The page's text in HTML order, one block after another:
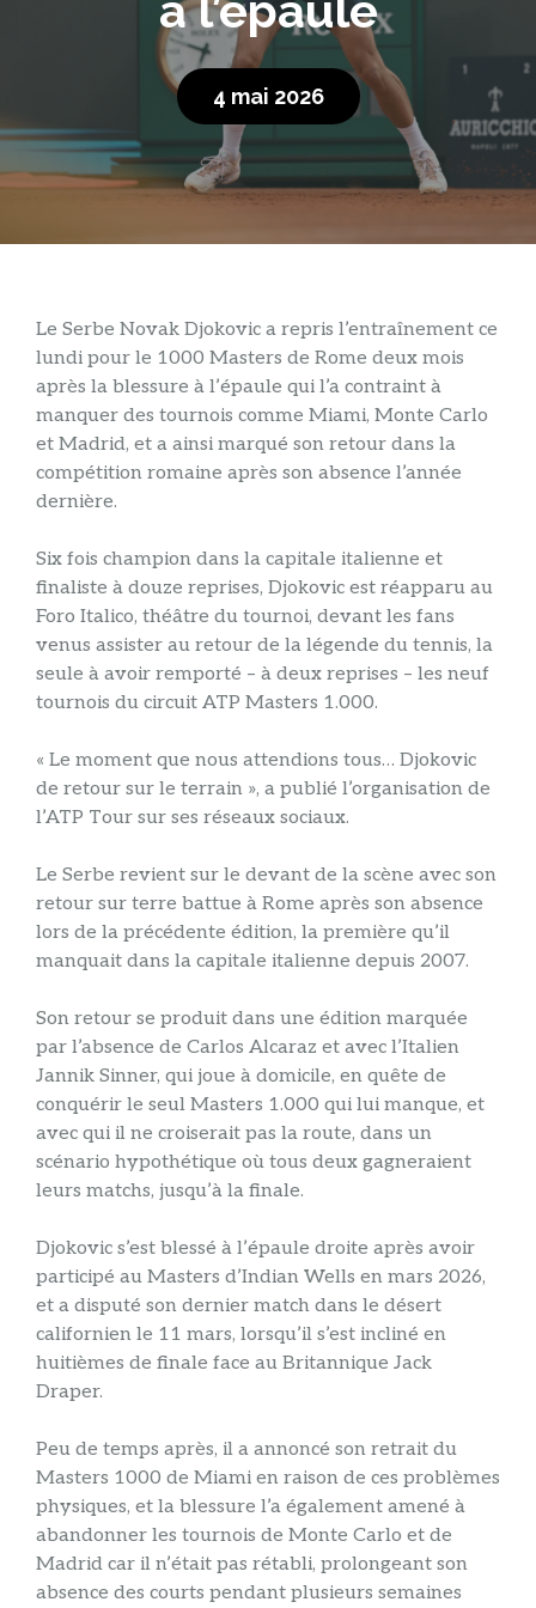
4 mai 2026
Le Serbe Novak Djokovic a repris l’entraînement ce
lundi pour le 1000 Masters de Rome deux mois
après la blessure à l’épaule qui l’a contraint à
manquer des tournois comme Miami, Monte Carlo
et Madrid, et a ainsi marqué son retour dans la
compétition romaine après son absence l’année
dernière.
Six fois champion dans la capitale italienne et
finaliste à douze reprises, Djokovic est réapparu au
Foro Italico, théâtre du tournoi, devant les fans
venus assister au retour de la légende du tennis, la
seule à avoir remporté – à deux reprises – les neuf
tournois du circuit ATP Masters 1.000.
« Le moment que nous attendions tous… Djokovic
de retour sur le terrain », a publié l’organisation de
l’ATP Tour sur ses réseaux sociaux.
Le Serbe revient sur le devant de la scène avec son
retour sur terre battue à Rome après son absence
lors de la précédente édition, la première qu’il
manquait dans la capitale italienne depuis 2007.
Son retour se produit dans une édition marquée
par l’absence de Carlos Alcaraz et avec l’Italien
Jannik Sinner, qui joue à domicile, en quête de
conquérir le seul Masters 1.000 qui lui manque, et
avec qui il ne croiserait pas la route, dans un
scénario hypothétique où tous deux gagneraient
leurs matchs, jusqu’à la finale.
Djokovic s’est blessé à l’épaule droite après avoir
participé au Masters d’Indian Wells en mars 2026,
et a disputé son dernier match dans le désert
californien le 11 mars, lorsqu’il s’est incliné en
huitièmes de finale face au Britannique Jack
Draper.
Peu de temps après, il a annoncé son retrait du
Masters 1000 de Miami en raison de ces problèmes
physiques, et la blessure l’a également amené à
abandonner les tournois de Monte Carlo et de
Madrid car il n’était pas rétabli, prolongeant son
absence des courts pendant plusieurs semaines